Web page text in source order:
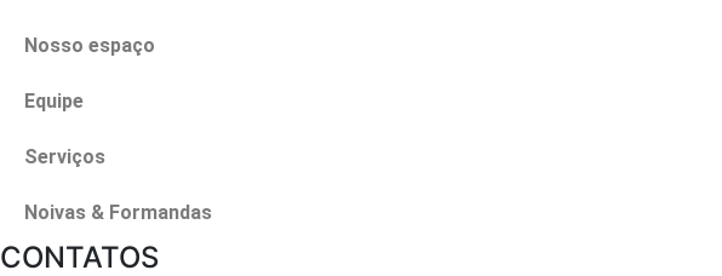
Nosso espaço
Equipe
Serviços
Noivas & Formandas
CONTATOS